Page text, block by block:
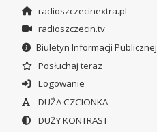
radioszczecinextra.pl
radioszczecin.tv
Biuletyn Informacji Publicznej
Posłuchaj teraz
Logowanie
DUŻA CZCIONKA
DUŻY KONTRAST